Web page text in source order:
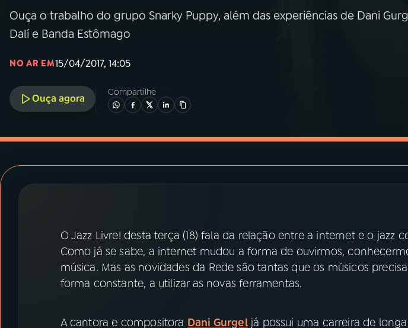
06VIDEOCASTS
07ÚLTIMAS
08PRÊMIO RÁDIO MEC
ACOMPANHE A RÁDIO MEC
Instagram X
Ouça o trabalho do grupo Snarky Puppy, além das experiências de Dani
Dalí e Banda Estômago
NO AR EM15/04/2017, 14:05
Ouça agora
Compartilhe
O Jazz Livre! desta terça (18) fala da relação entre a internet e o jazz
Como já se sabe, a internet mudou a forma de ouvirmos,
música. Mas as novidades da Rede são tantas que os músicos
forma constante, a utilizar as novas ferramentas.
A cantora e compositora Dani Gurgeljá possui uma carreira de